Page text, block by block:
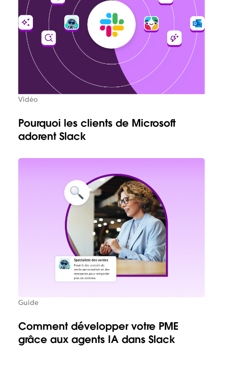
Vidéo
Pourquoi les clients de Microsoft
adorent Slack
Guide
Comment développer votre PME
grâce aux agents IA dans Slack